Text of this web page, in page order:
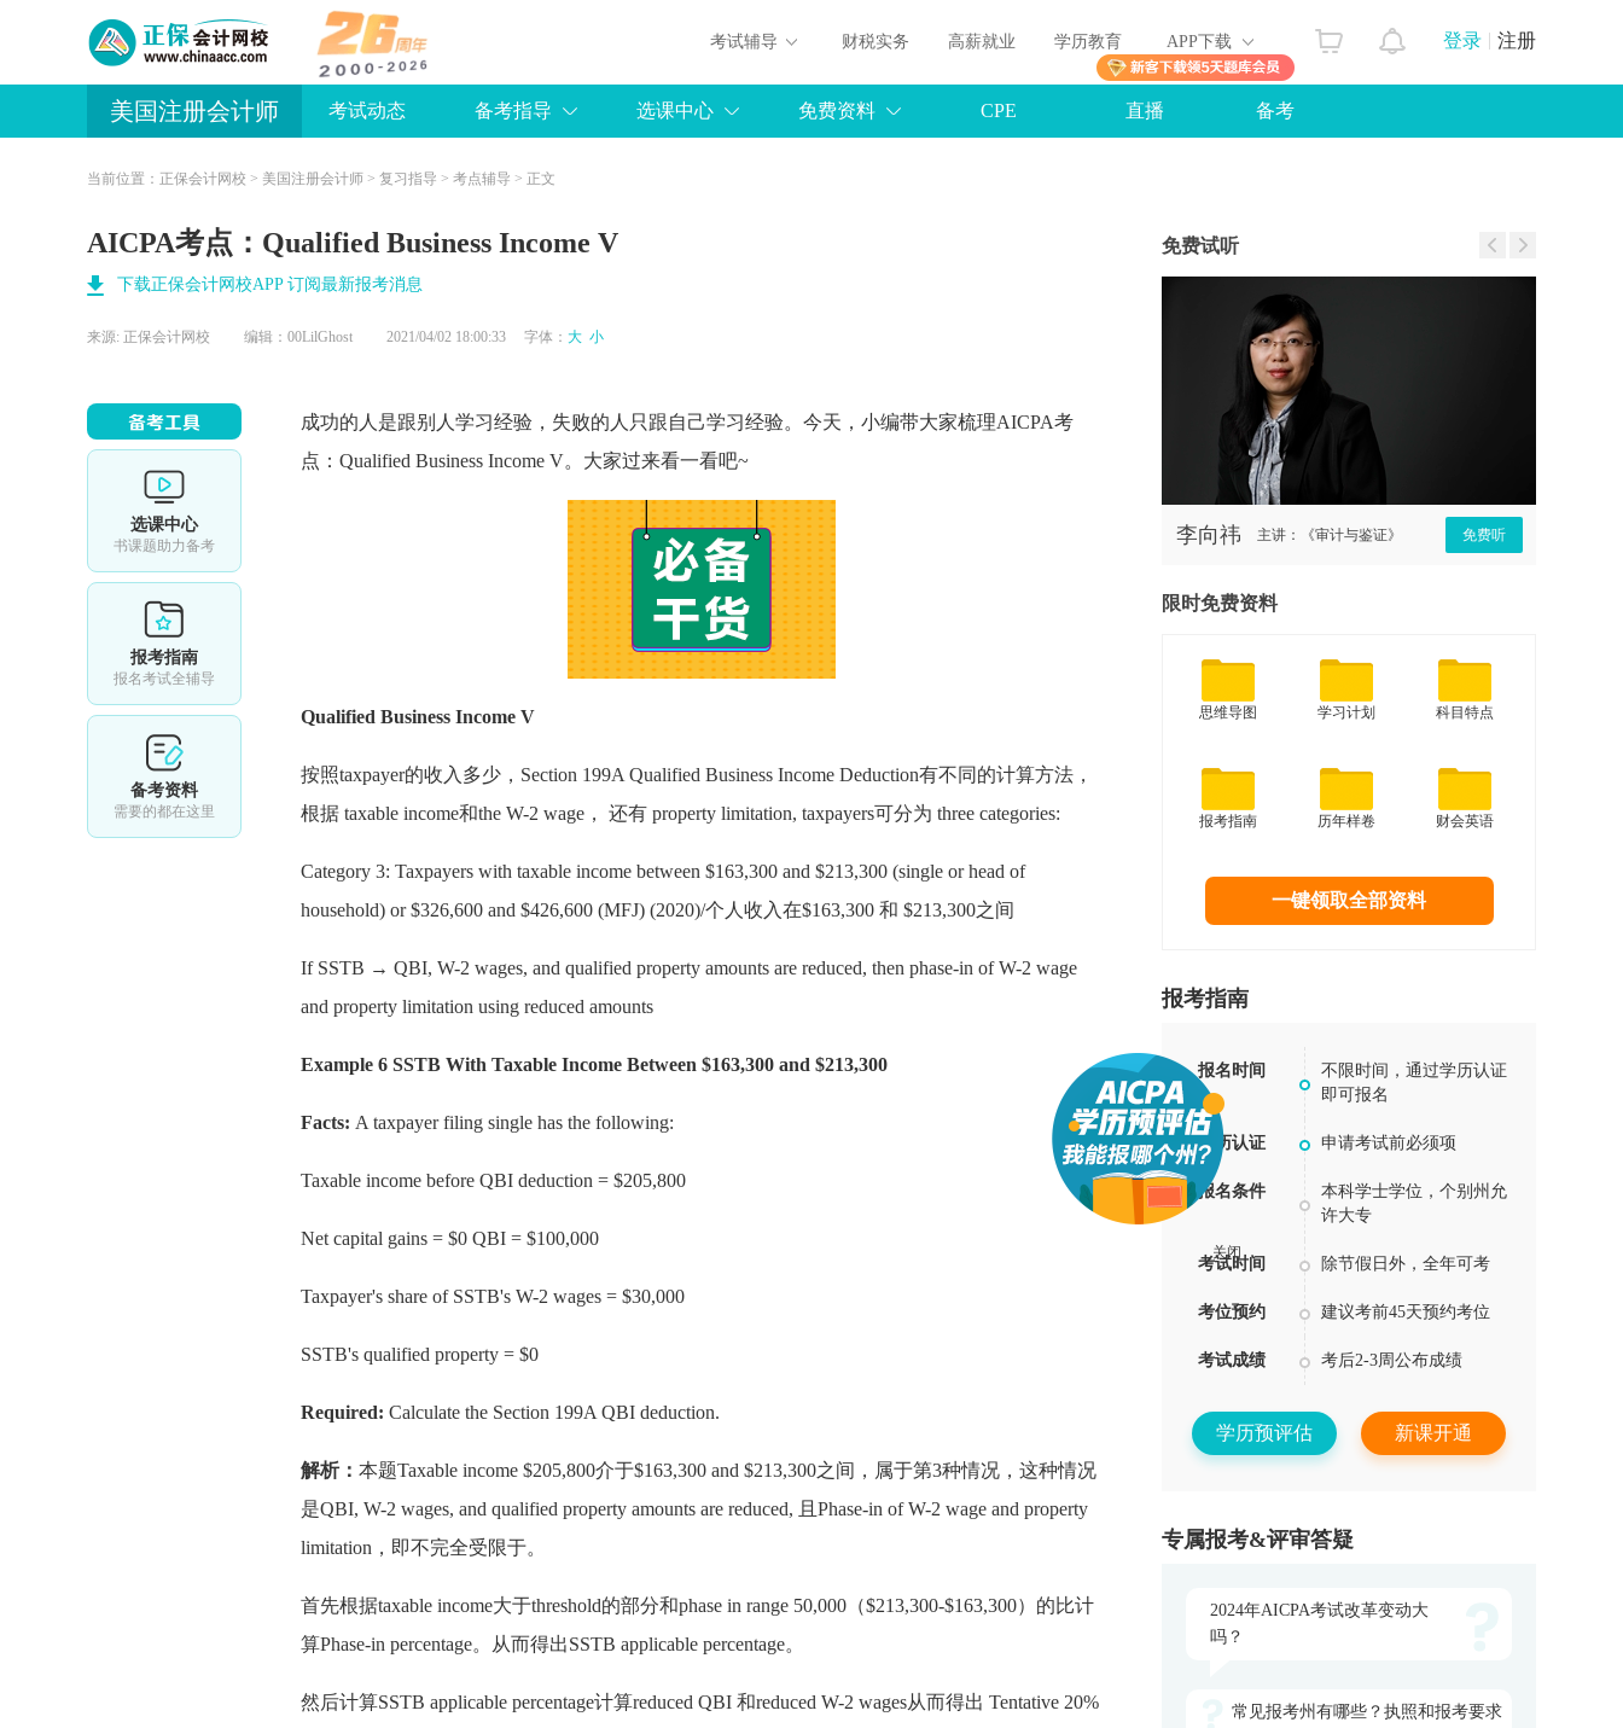
登录 注册
考试辅导 财税实务 高薪就业 学历教育 APP下载
美国注册会计师 考试动态 备考指导 选课中心 免费资料 CPE 直播 备考
当前位置： 正保会计网校 > 美国注册会计师 > 复习指导 > 考点辅导 > 正文
AICPA考点：Qualified Business Income V
下载正保会计网校APP 订阅最新报考消息
来源: 正保会计网校 编辑：00LilGhost 2021/04/02 18:00:33 字体： 大 小
选课中心
书课题助力备考
报考指南
报名考试全辅导
备考资料
需要的都在这里
成功的人是跟别人学习经验，失败的人只跟自己学习经验。今天，小编带大家梳理AICPA考
点：Qualified Business Income V。大家过来看一看吧~
Qualified Business Income V
按照taxpayer的收入多少，Section 199A Qualified Business Income Deduction有不同的计算方法，
根据 taxable income和the W-2 wage， 还有 property limitation, taxpayers可分为 three categories:
Category 3: Taxpayers with taxable income between $163,300 and $213,300 (single or head of
household) or $326,600 and $426,600 (MFJ) (2020)/个人收入在$163,300 和 $213,300之间
If SSTB → QBI, W-2 wages, and qualified property amounts are reduced, then phase-in of W-2 wage
and property limitation using reduced amounts
Example 6 SSTB With Taxable Income Between $163,300 and $213,300
Facts: A taxpayer filing single has the following:
Taxable income before QBI deduction = $205,800
Net capital gains = $0 QBI = $100,000
Taxpayer's share of SSTB's W-2 wages = $30,000
SSTB's qualified property = $0
Required: Calculate the Section 199A QBI deduction.
解析： 本题Taxable income $205,800介于$163,300 and $213,300之间，属于第3种情况，这种情况
是QBI, W-2 wages, and qualified property amounts are reduced, 且Phase-in of W-2 wage and property
limitation，即不完全受限于。
首先根据taxable income大于threshold的部分和phase in range 50,000（$213,300-$163,300）的比计
算Phase-in percentage。从而得出SSTB applicable percentage。
然后计算SSTB applicable percentage计算reduced QBI 和reduced W-2 wages从而得出 Tentative 20%
免费试听
李向祎 主讲：《审计与鉴证》 主讲：《财务会计与报告》 免费听 李向祎 章小炎 主讲：《财务会计与报告》 免费听
限时免费资料
思维导图 学习计划 科目特点
报考指南 历年样卷 财会英语
一键领取全部资料
报考指南
报名时间
不限时间，通过学历认证
即可报名
学历认证 申请考试前必须项
报名条件
本科学士学位，个别州允
许大专
考试时间 除节假日外，全年可考
考位预约 建议考前45天预约考位
考试成绩 考后2-3周公布成绩
学历预评估 新课开通
专属报考&评审答疑
2024年AICPA考试改革变动大
吗？
常见报考州有哪些？执照和报考要求